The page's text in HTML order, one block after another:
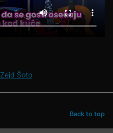
Zejd Šoto
Back to top